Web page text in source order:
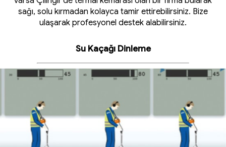
sağı, solu kırmadan kolayca tamir ettirebilirsiniz. Bize
ulaşarak profesyonel destek alabilirsiniz.
Su Kaçağı Dinleme